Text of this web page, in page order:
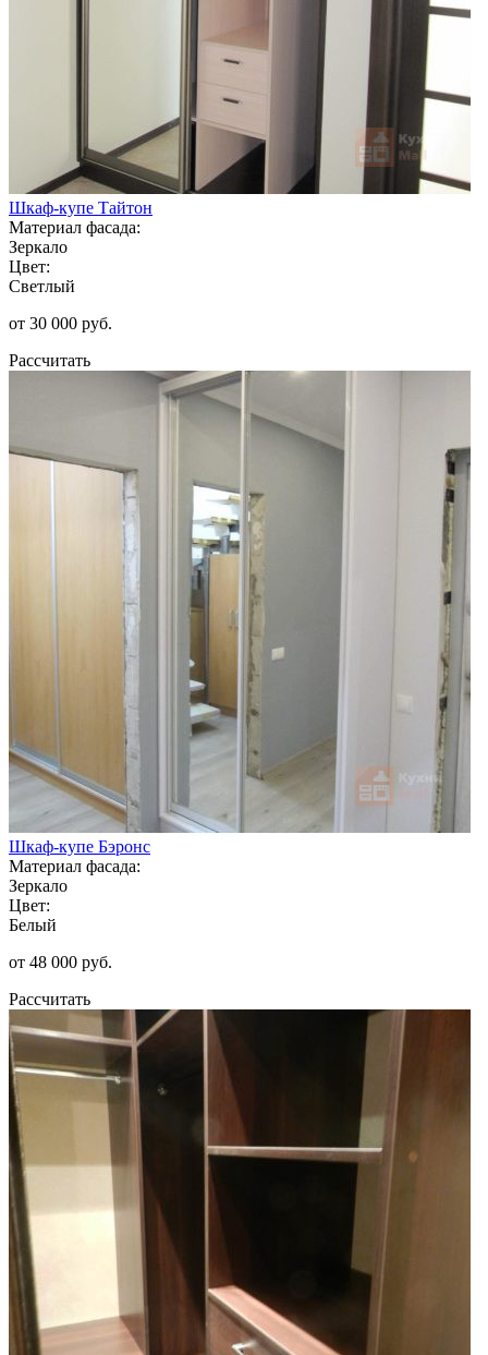
Шкаф-купе Тайтон
Материал фасада:
Зеркало
Цвет:
Светлый
от 30 000 руб.
Рассчитать
Шкаф-купе Бэронс
Материал фасада:
Зеркало
Цвет:
Белый
от 48 000 руб.
Рассчитать